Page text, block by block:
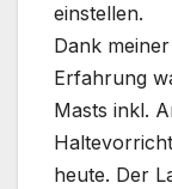
einstellen.
Dank
Erfahrung
Masts inkl.
heute. Der